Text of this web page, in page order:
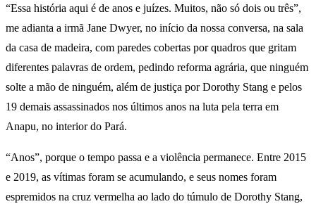
“Essa história aqui é de anos e juízes. Muitos, não só dois ou três”,
me adianta a irmã Jane Dwyer, no início da nossa conversa, na sala
da casa de madeira, com paredes cobertas por quadros que gritam
diferentes palavras de ordem, pedindo reforma agrária, que ninguém
solte a mão de ninguém, além de justiça por Dorothy Stang e pelos
19 demais assassinados nos últimos anos na luta pela terra em
Anapu, no interior do Pará.
“Anos”, porque o tempo passa e a violência permanece. Entre 2015
e 2019, as vítimas foram se acumulando, e seus nomes foram
espremidos na cruz vermelha ao lado do túmulo de Dorothy Stang,